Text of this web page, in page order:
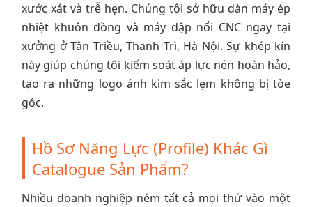
xước xát và trễ hẹn. Chúng tôi sở hữu dàn máy ép
nhiệt khuôn đồng và máy dập nổi CNC ngay tại
xưởng ở Tân Triều, Thanh Trì, Hà Nội. Sự khép kín
này giúp chúng tôi kiểm soát áp lực nén hoàn hảo,
tạo ra những logo ánh kim sắc lẹm không bị tòe
góc.
Hồ Sơ Năng Lực (Profile) Khác Gì
Catalogue Sản Phẩm?
Nhiều doanh nghiệp ném tất cả mọi thứ vào một